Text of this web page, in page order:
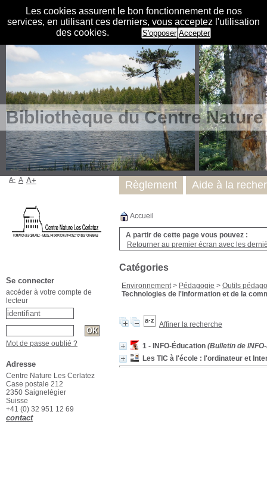
Les cookies assurent le bon fonctionnement de nos
services, en utilisant ces derniers, vous acceptez l'utilisation
des cookies.
S'opposer Accepter
Bibliothèque du Centre
Accueil
A partir de cette page vous pouvez :
Retourner au premier écran avec les
Catégories
Environnement> Pédagogie > Outils
Technologies de l'information et de la
Affiner la recherche
1 - INFO-Éducation (Bulletin de
Les TIC à l'école : l'ordinateur et
Règlement Aide à la
A- A A+
Se connecter
accéder à votre compte de
lecteur
Mot de passe oublié ?
Adresse
Centre Nature Les Cerlatez
Case postale 212
2350 Saignelégier
Suisse
+41 (0) 32 951 12 69
contact